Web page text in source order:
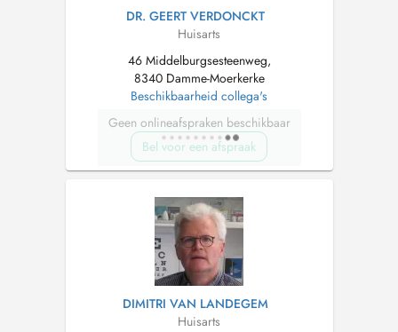
DR. GEERT VERDONCKT
Huisarts
46 Middelburgsesteenweg,
8340 Damme-Moerkerke
Beschikbaarheid collega's
Geen onlineafspraken beschikbaar
Bel voor een afspraak
DIMITRI VAN LANDEGEM
Huisarts